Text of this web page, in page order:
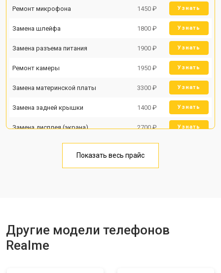
Ремонт микрофона 1450 ₽ Узнать
Замена шлейфа 1800 ₽ Узнать
Замена разъема питания 1900 ₽ Узнать
Ремонт камеры 1950 ₽ Узнать
Замена материнской платы 3300 ₽ Узнать
Замена задней крышки 1400 ₽ Узнать
Замена дисплея (экрана) 2700 ₽ Узнать
Замена кнопки включения 1750 ₽
Показать весь прайс
Другие модели телефонов
Realme